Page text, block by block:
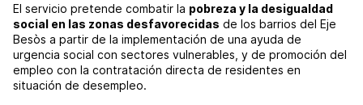
El servicio pretende combatir la pobreza y la desigualdad
social en las zonas desfavorecidas de los barrios del Eje
Besòs a partir de la implementación de una ayuda de
urgencia social con sectores vulnerables, y de promoción del
empleo con la contratación directa de residentes en
situación de desempleo.